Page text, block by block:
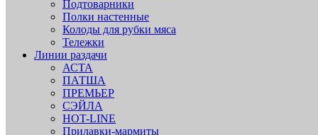
Подтоварники
Полки настенные
Колоды для рубки мяса
Тележки
Линии раздачи
АСТА
ПАТША
ПРЕМЬЕР
СЭЙЛА
HOT-LINE
Прилавки-мармиты